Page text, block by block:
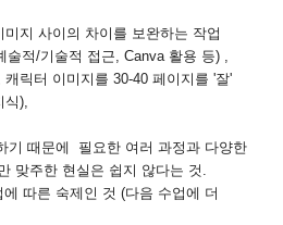
지 사이의 차이를 보완하는 작업
적/기술적 접근, Canva 활용 등) ,
릭터 이미지를 30-40 페이지를 '잘'
),
기 때문에 필요한 여러 과정과 다양한
맞주한 현실은 쉽지 않다는 것.
따른 숙제인 것 (다음 수업에 더